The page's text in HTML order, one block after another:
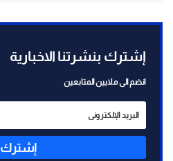
إشترك بنشرتنا الاخبارية
انضم الى ملايين المتابعين
إشترك